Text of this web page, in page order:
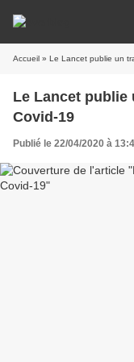
Accueil » Le Lancet publie un
Le Lancet publie
Covid-19
Publié le 22/04/2020 à